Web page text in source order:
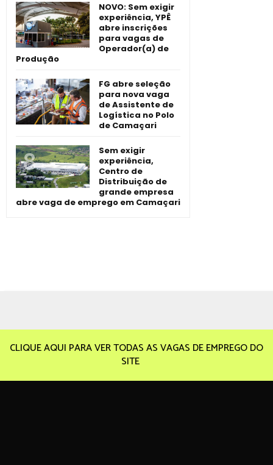
NOVO: Sem exigir
experiência, YPÊ
abre inscrições
para vagas de
Operador(a) de
Produção
FG abre seleção
para nova vaga
de Assistente de
Logística no Polo
de Camaçari
Sem exigir
experiência,
Centro de
Distribuição de
grande empresa
abre vaga de emprego em Camaçari
CLIQUE AQUI PARA VER TODAS AS VAGAS DE EMPREGO DO
SITE